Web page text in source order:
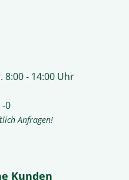
8:00 - 14:00 Uhr
-0
Anfragen!
Kunden